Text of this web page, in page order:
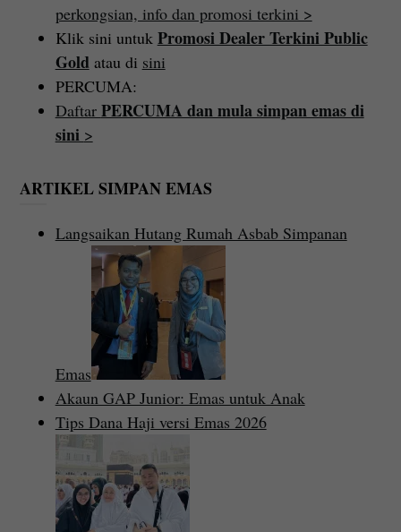
perkongsian, info dan promosi terkini >
Klik sini untuk Promosi Dealer Terkini Public
Goldatau di sini
PERCUMA:
Daftar PERCUMA dan mula simpan emas di
sini >
ARTIKEL SIMPAN EMAS
Langsaikan Hutang Rumah Asbab Simpanan
Emas
Akaun GAP Junior: Emas untuk Anak
Tips Dana Haji versi Emas 2026